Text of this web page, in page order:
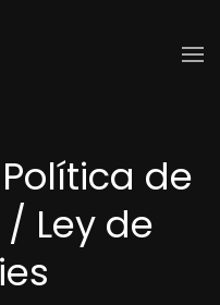
de
Ley de